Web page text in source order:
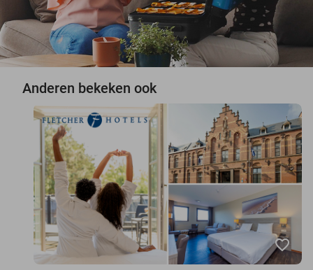
Anderen bekeken ook
favorite_border